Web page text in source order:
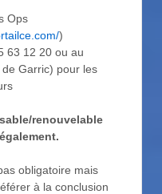
Ops
)
63 12 20 ou au
Garric) pour les
renouvelable
obligatoire mais
à la conclusion